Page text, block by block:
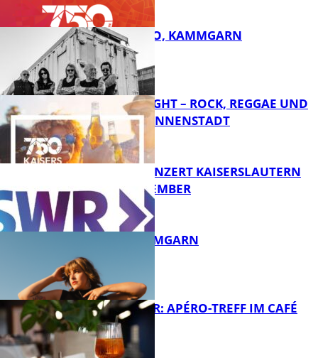
FB Kultur
FB Kultur
ROSE TATTOO, KAMMGARN
FB Kultur
ACOUSTIC FIGHT – ROCK, REGGAE UND
POP IN DER INNENSTADT
SINFONIEKONZERT KAISERSLAUTERN
AM 18. SEPTEMBER
FB Kultur
SOFFIE, KAMMGARN
HOT SUMMER: APÉRO-TREFF IM CAFÉ
LUMA